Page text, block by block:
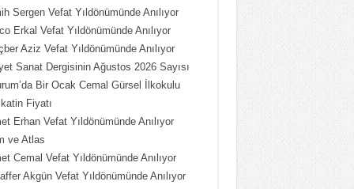
ÇOBAN
Put Dışardaki Maskeler...
Sergen Vefat Yıldönümünde Anılıyor
Erkal Vefat Yıldönümünde Anılıyor
Aziz Vefat Yıldönümünde Anılıyor
Sanat Dergisinin Ağustos 2026 Sayısı
Bir Ocak Cemal Gürsel İlkokulu
Fiyatı
Erhan Vefat Yıldönümünde Anılıyor
ve Atlas
Cemal Vefat Yıldönümünde Anılıyor
Akgün Vefat Yıldönümünde Anılıyor